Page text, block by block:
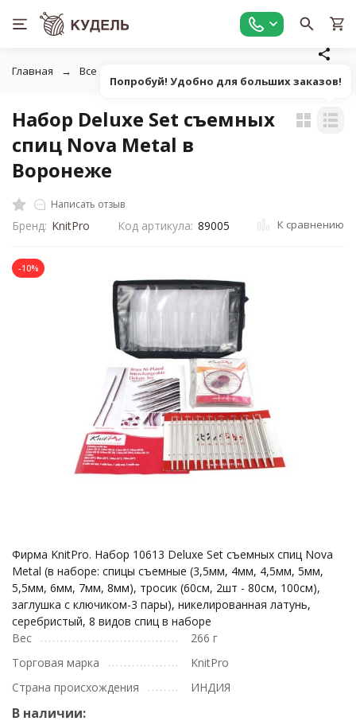
Главная Все для вязания
Набор Deluxe Set съемных
спиц Nova Metal в
Воронеже
Написать отзыв
Бренд: KnitPro Код артикула: 89005 К сравнению
-10%
Фирма KnitPro. Набор 10613 Deluxe Set съемных спиц Nova
Metal (в наборе: спицы съемные (3,5мм, 4мм, 4,5мм, 5мм,
5,5мм, 6мм, 7мм, 8мм), тросик (60см, 2шт - 80см, 100см),
заглушка с ключиком-3 пары), никелированная латунь,
серебристый, 8 видов спиц в наборе
Вес
266 г
Торговая марка
KnitPro
Страна происхождения
ИНДИЯ
В наличии:
Попробуй! Удобно для больших заказов!